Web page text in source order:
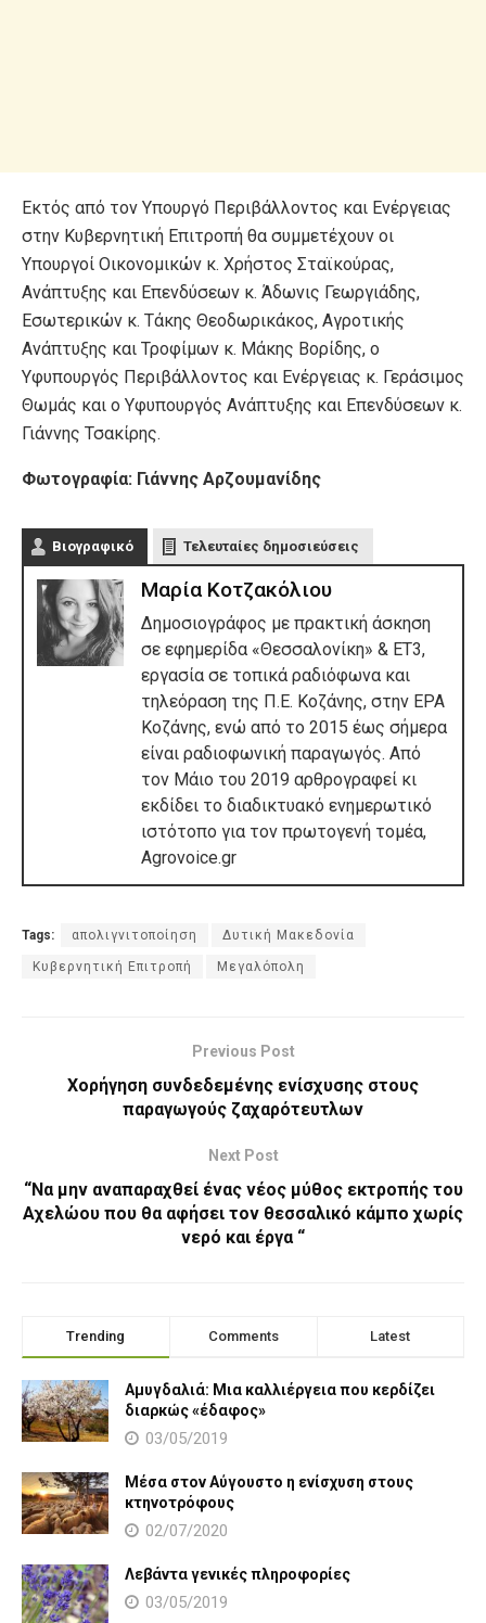
Εκτός από τον Υπουργό Περιβάλλοντος και Ενέργειας
στην Κυβερνητική Επιτροπή θα συμμετέχουν οι
Υπουργοί Οικονομικών κ. Χρήστος Σταϊκούρας,
Ανάπτυξης και Επενδύσεων κ. Άδωνις Γεωργιάδης,
Εσωτερικών κ. Τάκης Θεοδωρικάκος, Αγροτικής
Ανάπτυξης και Τροφίμων κ. Μάκης Βορίδης, ο
Υφυπουργός Περιβάλλοντος και Ενέργειας κ. Γεράσιμος
Θωμάς και ο Υφυπουργός Ανάπτυξης και Επενδύσεων κ.
Γιάννης Τσακίρης.
Φωτογραφία: Γιάννης Αρζουμανίδης
Βιογραφικό Τελευταίες δημοσιεύσεις
Μαρία Κοτζακόλιου
Δημοσιογράφος με πρακτική άσκηση
σε εφημερίδα «Θεσσαλονίκη» & ΕΤ3,
εργασία σε τοπικά ραδιόφωνα και
τηλεόραση της Π.Ε. Κοζάνης, στην ΕΡΑ
Κοζάνης, ενώ από το 2015 έως σήμερα
είναι ραδιοφωνική παραγωγός. Από
τον Μάιο του 2019 αρθρογραφεί κι
εκδίδει το διαδικτυακό ενημερωτικό
ιστότοπο για τον πρωτογενή τομέα,
Agrovoice.gr
Tags: απολιγνιτοποίηση Δυτική Μακεδονία
Κυβερνητική Επιτροπή Μεγαλόπολη
Previous Post
Χορήγηση συνδεδεμένης ενίσχυσης στους
παραγωγούς ζαχαρότευτλων
Next Post
“Να μην αναπαραχθεί ένας νέος μύθος εκτροπής του
Αχελώου που θα αφήσει τον θεσσαλικό κάμπο χωρίς
νερό και έργα “
Trending Comments Latest
Αμυγδαλιά: Μια καλλιέργεια που κερδίζει
διαρκώς «έδαφος»
03/05/2019
Μέσα στον Αύγουστο η ενίσχυση στους
κτηνοτρόφους
02/07/2020
Λεβάντα γενικές πληροφορίες
03/05/2019